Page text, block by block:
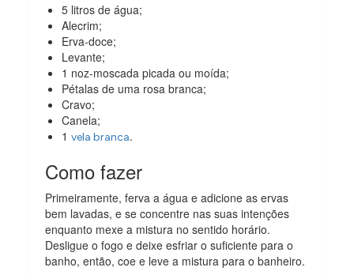
5 litros de água;
Alecrim;
Erva-doce;
Levante;
1 noz-moscada picada ou moída;
Pétalas de uma rosa branca;
Cravo;
Canela;
1vela branca.
Como fazer
Primeiramente, ferva a água e adicione as ervas
bem lavadas, e se concentre nas suas intenções
enquanto mexe a mistura no sentido horário.
Desligue o fogo e deixe esfriar o suficiente para o
banho, então, coe e leve a mistura para o banheiro.